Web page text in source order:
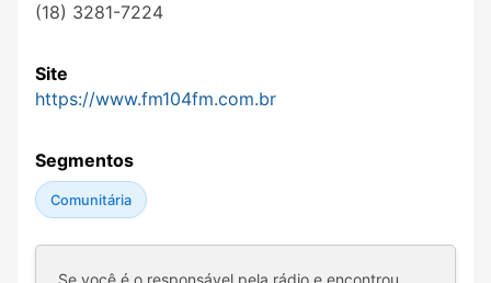
(18) 3281-7224
Site
https://www.fm104fm.com.br
Segmentos
Comunitária